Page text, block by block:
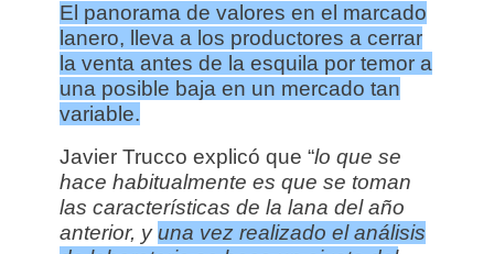
El panorama de valores en el marcado
lanero, lleva a los productores a cerrar
la venta antes de la esquila por temor a
una posible baja en un mercado tan
variable.
Javier Trucco explicó que “lo que se
hace habitualmente es que se toman
las características de la lana del año
anterior, yuna vez realizado el análisis